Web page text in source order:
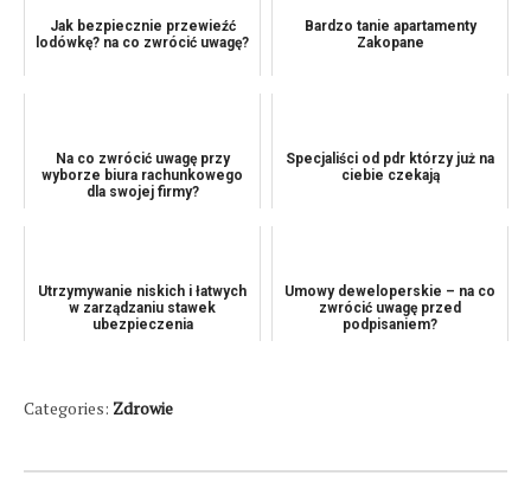
Jak bezpiecznie przewieźć
lodówkę? na co zwrócić uwagę?
Bardzo tanie apartamenty
Zakopane
Na co zwrócić uwagę przy
wyborze biura rachunkowego
dla swojej firmy?
Specjaliści od pdr którzy już na
ciebie czekają
Utrzymywanie niskich i łatwych
w zarządzaniu stawek
ubezpieczenia
Umowy deweloperskie – na co
zwrócić uwagę przed
podpisaniem?
Categories: Zdrowie